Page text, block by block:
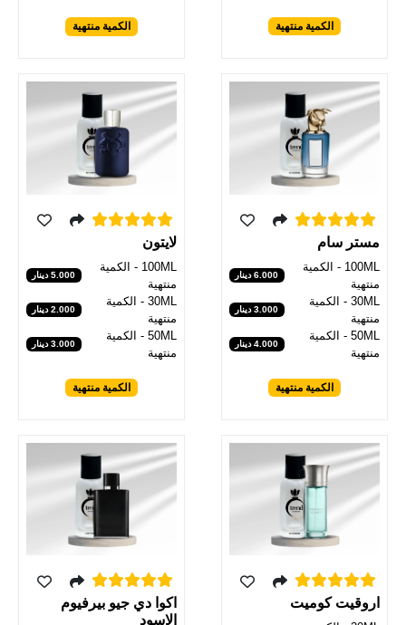
الكمية منتهية الكمية منتهية
مستر سام
100ML - الكمية
منتهية
6.000 دينار
30ML - الكمية
منتهية
3.000 دينار
50ML - الكمية
منتهية
4.000 دينار
الكمية منتهية
لايتون
100ML - الكمية
منتهية
5.000 دينار
30ML - الكمية
منتهية
2.000 دينار
50ML - الكمية
منتهية
3.000 دينار
الكمية منتهية
اروقيت كوميت
اكوا دي جيو بيرفيوم
الاسود